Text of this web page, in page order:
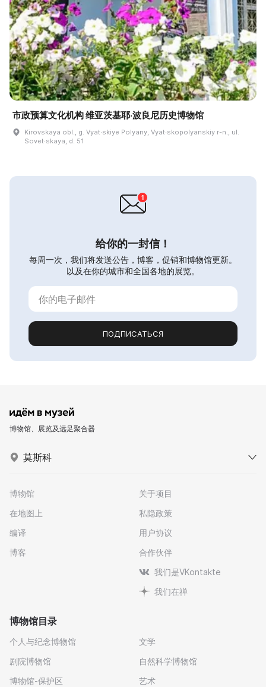
市政预算文化机构 维亚茨基耶·波良尼历史博物馆
Kirovskaya obl., g. Vyat·skiye Polyany, Vyat·skopolyanskiy r-n., ul.
Sovet·skaya, d. 51
给你的一封信！
每周一次，我们将发送公告，博客，促销和博物馆更新。
以及在你的城市和全国各地的展览。
ПОДПИСАТЬСЯ
博物馆、展览及远足聚合器
莫斯科
博物馆
在地图上
编译
博客
关于项目
私隐政策
用户协议
合作伙伴
我们是VKontakte
我们在禅
博物馆目录
个人与纪念博物馆
剧院博物馆
博物馆-保护区
文学
自然科学博物馆
艺术